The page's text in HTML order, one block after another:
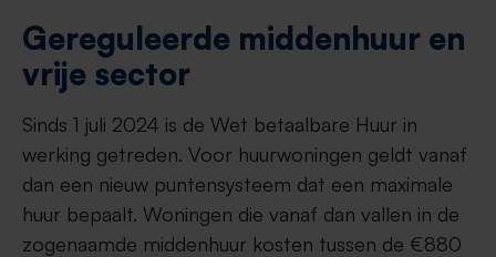
Gereguleerde middenhuur en
vrije sector
Sinds 1 juli 2024 is de Wet betaalbare Huur in
werking getreden. Voor huurwoningen geldt vanaf
dan een nieuw puntensysteem dat een maximale
huur bepaalt. Woningen die vanaf dan vallen in de
zogenaamde middenhuur kosten tussen de €880